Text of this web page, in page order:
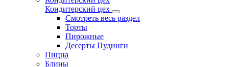
Кондитерский цех
Смотреть весь раздел
Торты
Пирожные
Десерты Пудинги
Пицца
Блины